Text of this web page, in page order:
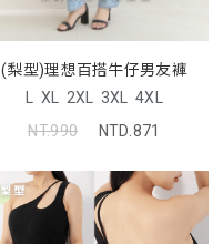
(梨型)理想百搭牛仔男友褲
L XL 2XL 3XL 4XL
NT.990
NTD.871